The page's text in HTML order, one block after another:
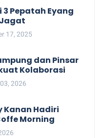
Pepatah Eyang
17, 2025
dan Pinsar
Kolaborasi
2026
Kanan Hadiri
Morning